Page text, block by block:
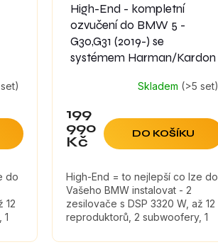
do
12
1
High-End - kompletní
ozvučení do BMW 5 -
G30,G31 (2019-) se
systémem Harman/Kardon
Skladem (>5 set)
199
990
Kč
DO KOŠÍKU
High-End = to nejlepší co lze do
Vašeho BMW instalovat - 2
zesilovače s DSP 3320 W, až 12
reproduktorů, 2 subwoofery, 1